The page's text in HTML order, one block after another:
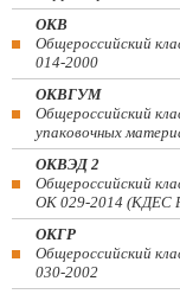
ОКВ
Общероссийский
014-2000
ОКВГУМ
Общероссийский
упаковочных
ОКВЭД 2
Общероссийский
ОК 029-2014 (КДЕС
ОКГР
Общероссийский
030-2002